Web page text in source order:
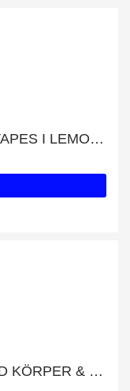
10% Rabatt auf SMASH HHC VAPES I LEMON HAZE + kostenloses Geschenk
27% Rabatt auf HERBLIZ – CBD KÖRPER & MASSAGEÖL (ZITRONENGRAS)